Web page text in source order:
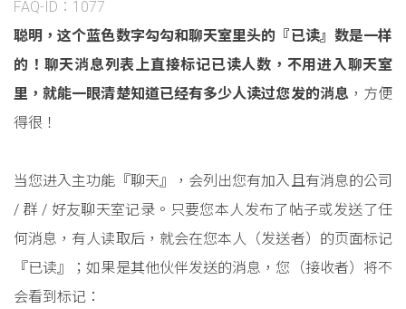
FAQ-ID：1077
聪明，这个蓝色数字勾勾和聊天室里头的『已读』数是一样
的！聊天消息列表上直接标记已读人数，不用进入聊天室
里，就能一眼清楚知道已经有多少人读过您发的消息 ，方便
得很！
当您进入主功能『聊天』，会列出您有加入且有消息的公司
/ 群 / 好友聊天室记录。只要您本人发布了帖子或发送了任
何消息，有人读取后，就会在您本人（发送者）的页面标记
『已读』；如果是其他伙伴发送的消息，您（接收者）将不
会看到标记：